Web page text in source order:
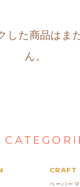
した商品はま
ん。
CRAFT
ペーパーマ